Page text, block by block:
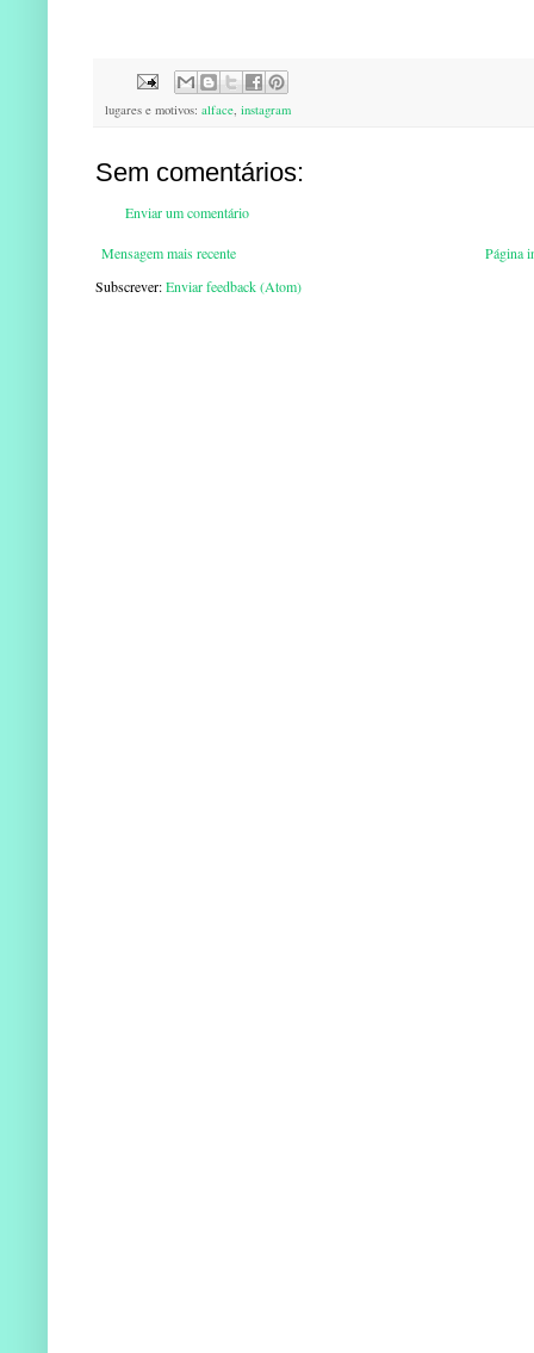
lugares e motivos: alface, instagram
Sem comentários:
Enviar um comentário
Mensagem mais recente
Página
Subscrever:Enviar feedback (Atom)